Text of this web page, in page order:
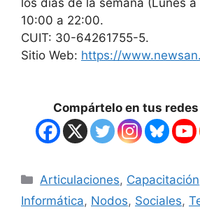
10:00 a 22:00.
CUIT: 30-64261755-5.
Sitio Web: https://
Compártelo en tus
Articulaciones, Capacitación
Informática, Nodos, Sociales,